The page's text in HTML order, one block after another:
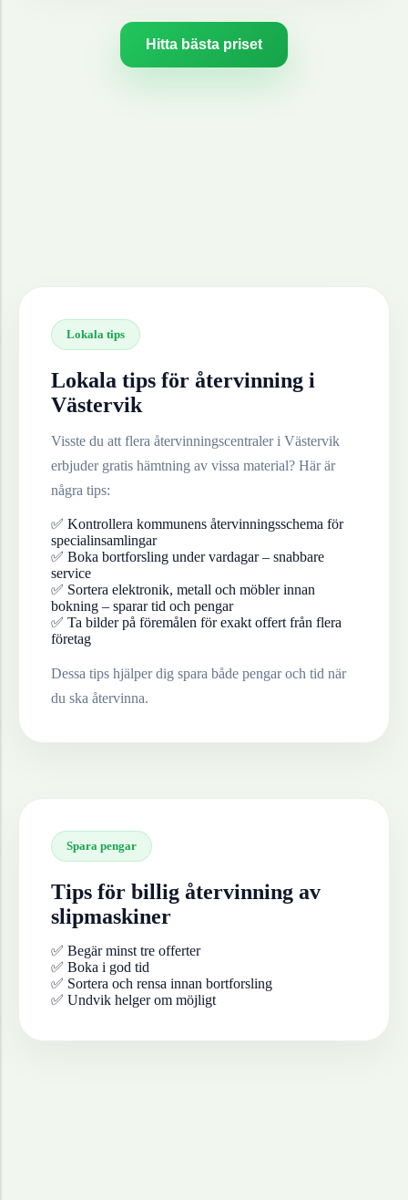
Hitta bästa priset
Lokala tips
Lokala tips för återvinning i
Västervik
Visste du att flera återvinningscentraler i Västervik
erbjuder gratis hämtning av vissa material? Här är
några tips:
✅ Kontrollera kommunens återvinningsschema för
specialinsamlingar
✅ Boka bortforsling under vardagar – snabbare
service
✅ Sortera elektronik, metall och möbler innan
bokning – sparar tid och pengar
✅ Ta bilder på föremålen för exakt offert från flera
företag
Dessa tips hjälper dig spara både pengar och tid när
du ska återvinna.
Spara pengar
Tips för billig återvinning av
slipmaskiner
✅ Begär minst tre offerter
✅ Boka i god tid
✅ Sortera och rensa innan bortforsling
✅ Undvik helger om möjligt